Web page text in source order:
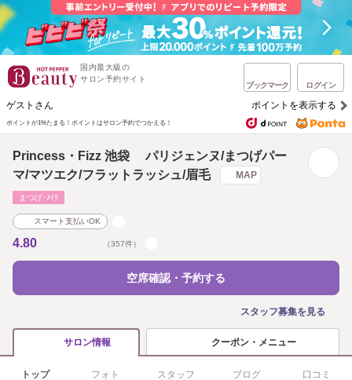
国内最大級の
サロン予約サイト
ブックマーク ログイン
ゲストさん ポイントを表示する
ポイントが1%たまる！ ポイントはサロン予約でつかえる！
Princess・Fizz 池袋 パリジェンヌ/まつげパー
マ/マツエク/フラットラッシュ/眉毛
MAP
まつげ･ﾒｲｸ
スマート支払いOK
4.80 （357件）
空席確認・予約する
スタッフ募集を見る
サロン情報 クーポン・メニュー
トップ フォト スタッフ ブログ 口コミ